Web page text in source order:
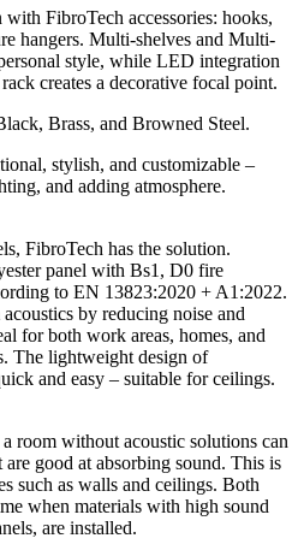
FibroTech accessories: hooks,
hangers. Multi-shelves and Multi-
style, while LED integration
creates a decorative focal point.
Brass, and Browned Steel.
stylish, and customizable –
and adding atmosphere.
FibroTech has the solution.
panel with Bs1, D0 fire
to EN 13823:2020 + A1:2022.
by reducing noise and
for both work areas, homes, and
The lightweight design of
and easy – suitable for ceilings.
room without acoustic solutions can
good at absorbing sound. This is
such as walls and ceilings. Both
when materials with high sound
are installed.